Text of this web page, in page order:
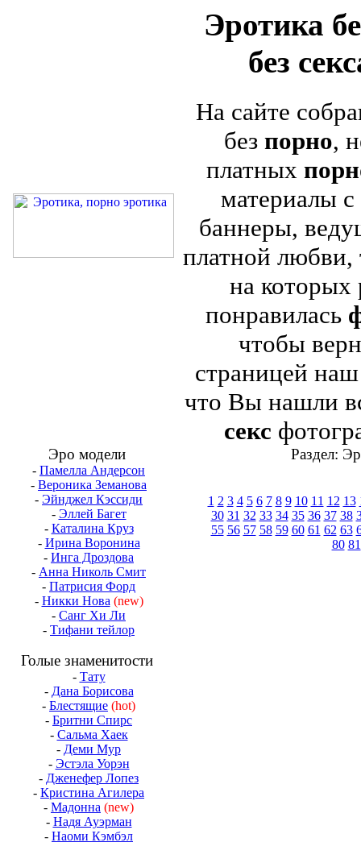
Эротика
без
На сайте
без порно,
платных
материалы
баннеры,
платной любви,
на
понравилась
чтобы
страницей
что Вы нашли
секс
Эро модели
- Памелла Андерсон
- Вероника Земанова
- Эйнджел Кэссиди
- Эллей Багет
- Каталина Круз
- Ирина Воронина
- Инга Дроздова
- Анна Николь Смит
- Патрисия Форд
- Никки Нова (new)
- Санг Хи Ли
- Тифани тейлор
Голые знаменитости
- Тату
- Дана Борисова
- Блестящие (hot)
- Бритни Спирс
- Сальма Хаек
- Деми Мур
- Эстэла Уорэн
- Дженефер Лопез
- Кристина Агилера
- Мадонна (new)
- Надя Ауэрман
- Наоми Кэмбэл
Раздел:
1 2 3 4 5 6 7 8 9 10 11 12 13
30 31 32 33 34 35 36 37 38
55 56 57 58 59 60 61 62 63
80 81